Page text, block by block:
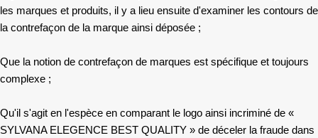
les marques et produits, il y a lieu ensuite d'examiner les contours de
la contrefaçon de la marque ainsi déposée ;
Que la notion de contrefaçon de marques est spécifique et toujours
complexe ; ­
Qu'il s'agit en l'espèce en comparant le logo ainsi incriminé de «
SYLVANA ELEGENCE BEST QUALITY » de déceler la fraude dans